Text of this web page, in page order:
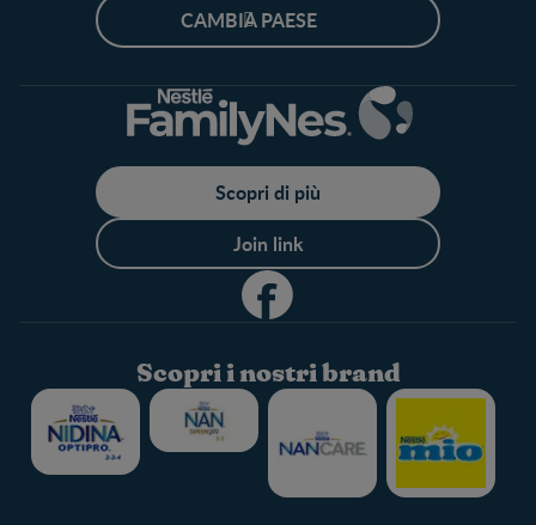
CAMBIA PAESE
Scopri di più
Join link
Scopri i nostri brand